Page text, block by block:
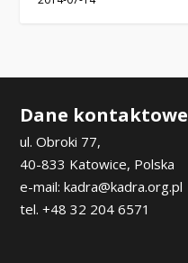
Dane kontaktowe
ul. Obroki 77,
40-833 Katowice, Polska
e-mail: kadra@kadra.org.pl
tel. +48 32 204 6571